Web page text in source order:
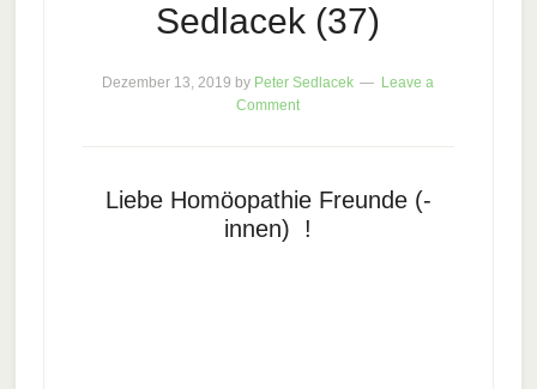
Sedlacek (37)
Dezember 13, 2019 by Peter Sedlacek
Leave a
Comment
Liebe Homöopathie Freunde (-
innen) !